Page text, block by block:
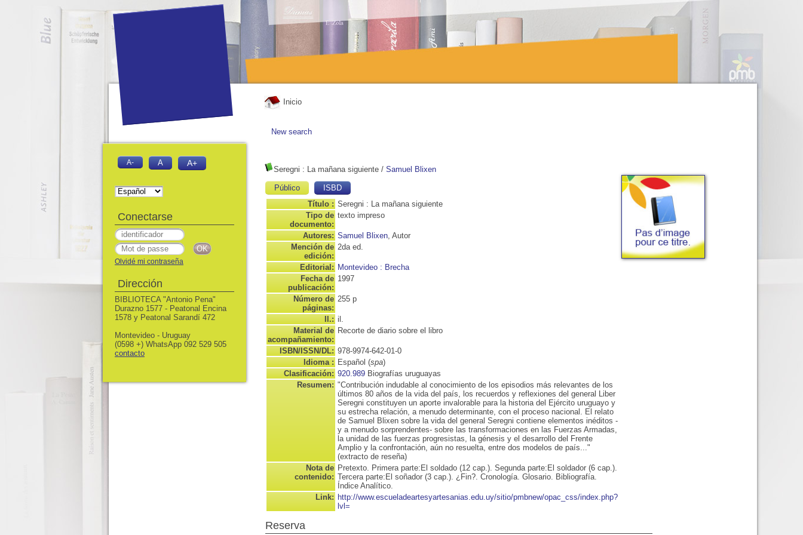
Inicio
New search
Seregni : La mañana siguiente / Samuel Blixen
Público
ISBD
Título : Seregni : La mañana siguiente
Tipo de
documento:
texto impreso
Autores: Samuel Blixen, Autor
Mención de
edición:
2da ed.
Editorial: Montevideo : Brecha
Fecha de
publicación:
1997
Número de
páginas:
255 p
Il.: il.
Material de
acompañamiento:
Recorte de diario sobre el libro
ISBN/ISSN/DL: 978-9974-642-01-0
Idioma : Español (spa)
Clasificación: 920.989 Biografías uruguayas
Resumen: "Contribución indudable al conocimiento de los episodios más relevantes de los
últimos 80 años de la vida del país, los recuerdos y reflexiones del general Liber
Seregni constituyen un aporte invalorable para la historia del Ejército uruguayo y
su estrecha relación, a menudo determinante, con el proceso nacional. El relato
de Samuel Blixen sobre la vida del general Seregni contiene elementos inéditos -
y a menudo sorprendentes- sobre las transformaciones en las Fuerzas Armadas,
la unidad de las fuerzas progresistas, la génesis y el desarrollo del Frente
Amplio y la confrontación, aún no resuelta, entre dos modelos de país..."
(extracto de reseña)
Nota de
contenido:
Pretexto. Primera parte:El soldado (12 cap.). Segunda parte:El soldador (6 cap.).
Tercera parte:El soñador (3 cap.). ¿Fin?. Cronología. Glosario. Bibliografía.
Índice Analítico.
Link: http://www.escueladeartesyartesanias.edu.uy/sitio/pmbnew/opac_css/index.php?
lvl=
Reserva
A- A A+
Conectarse
Olvidé mi contraseña
Dirección
BIBLIOTECA "Antonio Pena"
Durazno 1577 - Peatonal Encina
1578 y Peatonal Sarandí 472
Montevideo - Uruguay
(0598 +) WhatsApp 092 529 505
contacto